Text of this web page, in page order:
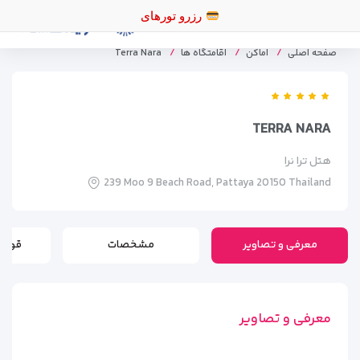
رزر
صفحه اصلی اماکن اقامتگاه ها Terra Nara
TERRA NARA
هتل ترا نرا
239 Moo 9 Beach Road, Pattaya 20150 Thailand
معرفی و تصاویر مشخصات
معرفی و تصاویر